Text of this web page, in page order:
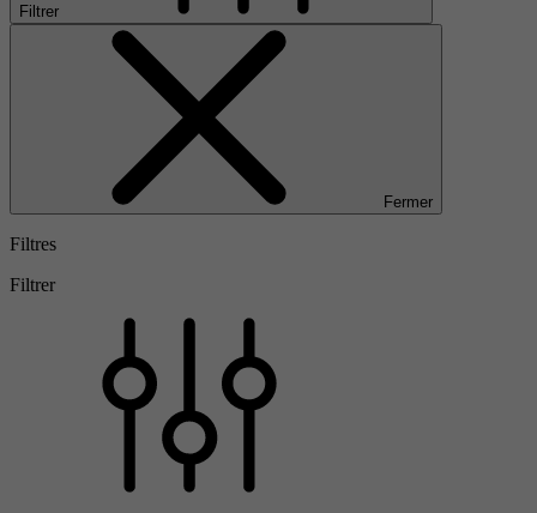
Filtrer
Fermer
Filtres
Filtrer